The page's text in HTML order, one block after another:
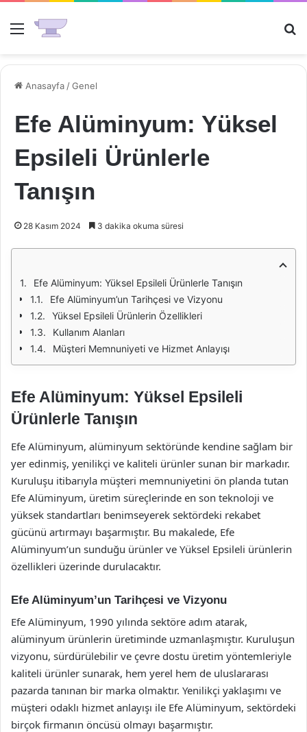
Menü
Anasayfa /Genel
Efe Alüminyum: Yüksel
Epsileli Ürünlerle
Tanışın
28 Kasım 2024 3 dakika okuma süresi
Efe Alüminyum: Yüksel Epsileli Ürünlerle Tanışın
Efe Alüminyum’un Tarihçesi ve Vizyonu
Yüksel Epsileli Ürünlerin Özellikleri
Kullanım Alanları
Müşteri Memnuniyeti ve Hizmet Anlayışı
Efe Alüminyum: Yüksel Epsileli
Ürünlerle Tanışın
Efe Alüminyum, alüminyum sektöründe kendine sağlam bir
yer edinmiş, yenilikçi ve kaliteli ürünler sunan bir markadır.
Kuruluşu itibarıyla müşteri memnuniyetini ön planda tutan
Efe Alüminyum, üretim süreçlerinde en son teknoloji ve
yüksek standartları benimseyerek sektördeki rekabet
gücünü artırmayı başarmıştır. Bu makalede, Efe
Alüminyum’un sunduğu ürünler ve Yüksel Epsileli ürünlerin
özellikleri üzerinde durulacaktır.
Efe Alüminyum’un Tarihçesi ve Vizyonu
Efe Alüminyum, 1990 yılında sektöre adım atarak,
alüminyum ürünlerin üretiminde uzmanlaşmıştır. Kuruluşun
vizyonu, sürdürülebilir ve çevre dostu üretim yöntemleriyle
kaliteli ürünler sunarak, hem yerel hem de uluslararası
pazarda tanınan bir marka olmaktır. Yenilikçi yaklaşımı ve
müşteri odaklı hizmet anlayışı ile Efe Alüminyum, sektördeki
birçok firmanın öncüsü olmayı başarmıştır.